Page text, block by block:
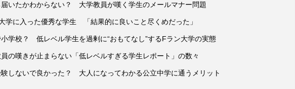
いたかわからない？ 大学教員が嘆く学生のメールマナー問題
学に入った優秀な学生 「結果的に良いこと尽くめだった」
小学校？ 低レベル学生を過剰に“おもてなし”するFラン大学の実態
の嘆きが止まらない「低レベルすぎる学生レポート」の数々
しないで良かった？ 大人になってわかる公立中学に通うメリット